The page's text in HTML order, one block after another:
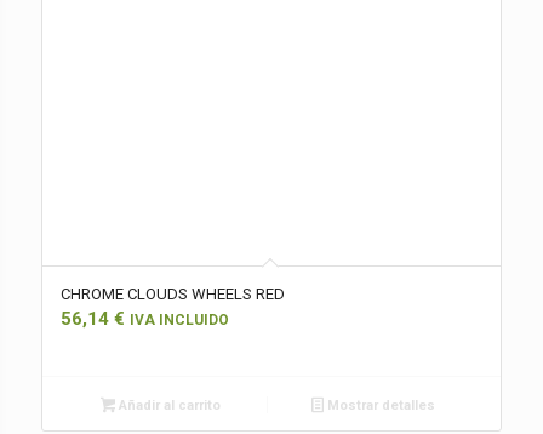
CHROME CLOUDS WHEELS RED
56,14 € IVA INCLUIDO
Añadir al carrito Mostrar detalles